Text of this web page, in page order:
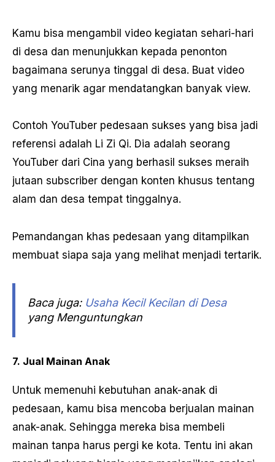
Kamu bisa mengambil video kegiatan sehari-hari
di desa dan menunjukkan kepada penonton
bagaimana serunya tinggal di desa. Buat video
yang menarik agar mendatangkan banyak view.
Contoh YouTuber pedesaan sukses yang bisa jadi
referensi adalah Li Zi Qi. Dia adalah seorang
YouTuber dari Cina yang berhasil sukses meraih
jutaan subscriber dengan konten khusus tentang
alam dan desa tempat tinggalnya.
Pemandangan khas pedesaan yang ditampilkan
membuat siapa saja yang melihat menjadi tertarik.
Baca juga: Usaha Kecil Kecilan di Desa
yang Menguntungkan
7. Jual Mainan Anak
Untuk memenuhi kebutuhan anak-anak di
pedesaan, kamu bisa mencoba berjualan mainan
anak-anak. Sehingga mereka bisa membeli
mainan tanpa harus pergi ke kota. Tentu ini akan